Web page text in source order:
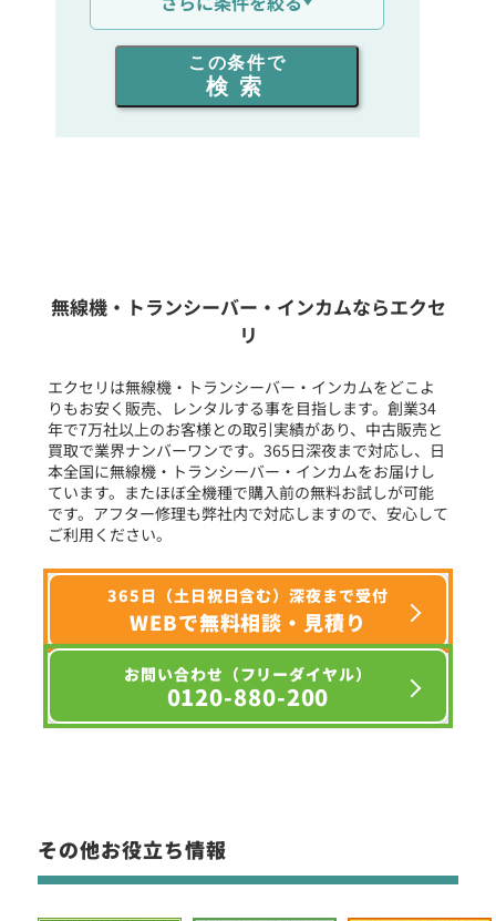
出力を選ぶ
同時通話人数を選ぶ
フリーワード入力(製品名等)
選択条件をリセット
この条件で
検索
無線機・トランシーバー・インカムならエクセ
リ
エクセリは無線機・トランシーバー・インカムをどこよ
りもお安く販売、レンタルする事を目指します。創業34
年で7万社以上のお客様との取引実績があり、中古販売と
買取で業界ナンバーワンです。365日深夜まで対応し、日
本全国に無線機・トランシーバー・インカムをお届けし
ています。またほぼ全機種で購入前の無料お試しが可能
です。アフター修理も弊社内で対応しますので、安心して
ご利用ください。
365日（土日祝日含む）深夜まで受付
WEBで無料相談・見積り
お問い合わせ（フリーダイヤル）
0120-880-200
その他お役立ち情報